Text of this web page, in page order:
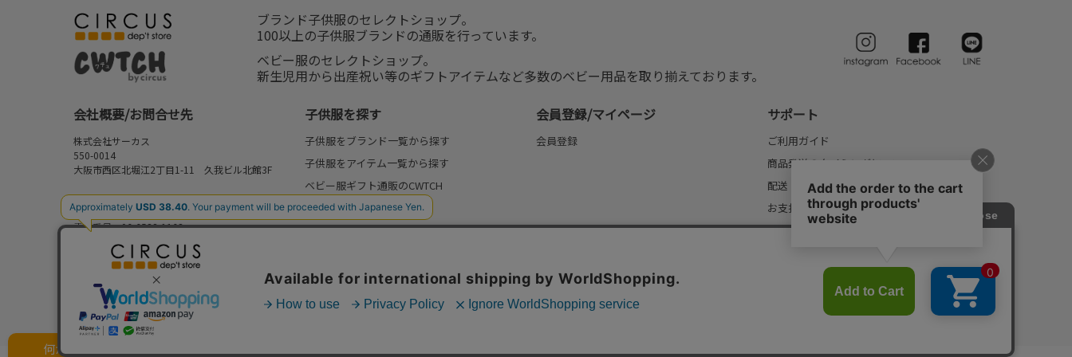
ブランド子供服のセレクトショップ。
100以上の子供服ブランドの通販を行っています。
ベビー服のセレクトショップ。
新生児用から出産祝い等のギフトアイテムなど多数のベビー用品を取り揃えております。
会社概要/お問合せ先
株式会社サーカス
550-0014
大阪市西区北堀江2丁目1-11 久我ビル北館3F
お問合せ先
⇒FAQ/お問合せフォーム
電話番号：06-6538-1163
営業時間：10:00-17:00
定休日：日曜・祝日
子供服を探す
子供服をブランド一覧から探す
子供服をアイテム一覧から探す
ベビー服ギフト通販のCWTCH
新作
再入荷
セール
my focus(よみもの)
会員登録/マイページ
会員登録
サポート
ご利用ガイド
商品発送のタイミングについて
配送・送料について
お支払いについて
返品・交換について
何かお探しですか？